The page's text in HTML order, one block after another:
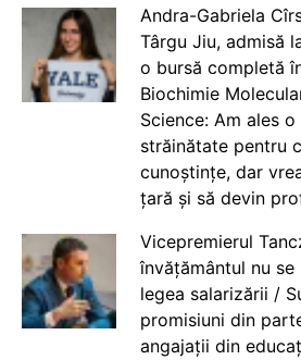
Andra-Gabriela
Târgu Jiu, admisă
o bursă completă
Biochimie
Science: Am ales
străinătate pentru
cunoștințe, dar
țară și să devin
Vicepremierul
învățământul nu
legea salarizării /
promisiuni din
angajații din